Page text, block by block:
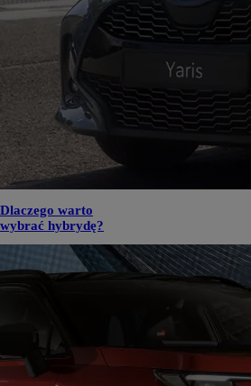
Dlaczego warto
wybrać hybrydę?